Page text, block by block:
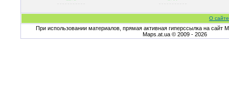
О
При использовании материалов, прямая активная гиперссылка на сайт
Maps.at.ua © 2009 - 2026